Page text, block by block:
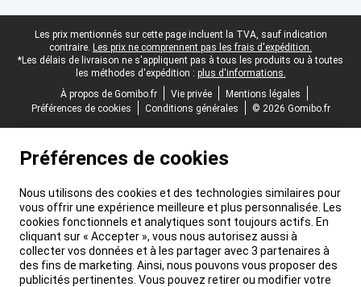
Pied-de-page légal
Les prix mentionnés sur cette page incluent la TVA, sauf indication
contraire. Les prix ne comprennent pas les frais d'expédition.
*Les délais de livraison ne s'appliquent pas à tous les produits ou à toutes
les méthodes d'expédition : plus d'informations.
À propos de Gomibo.fr
Vie privée
Mentions légales
Préférences de cookies
Conditions générales © 2026 Gomibo.fr
Préférences de cookies
Nous utilisons des cookies et des technologies similaires pour
vous offrir une expérience meilleure et plus personnalisée. Les
cookies fonctionnels et analytiques sont toujours actifs. En
cliquant sur « Accepter », vous nous autorisez aussi à
collecter vos données et à les partager avec 3 partenaires à
des fins de marketing. Ainsi, nous pouvons vous proposer des
publicités pertinentes. Vous pouvez retirer ou modifier votre